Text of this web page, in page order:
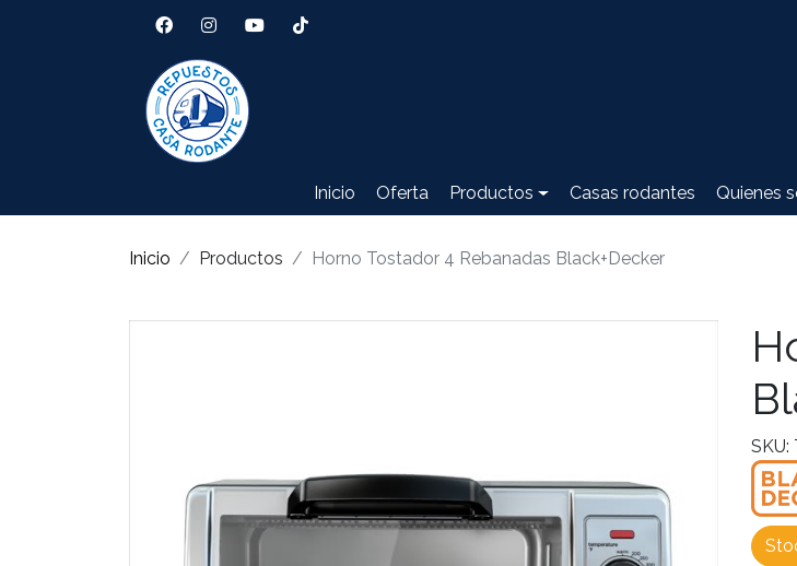
Inicio Oferta Productos Casas rodantes Quienes
Inicio Productos Horno Tostador 4 Rebanadas Black+Decker
SKU: